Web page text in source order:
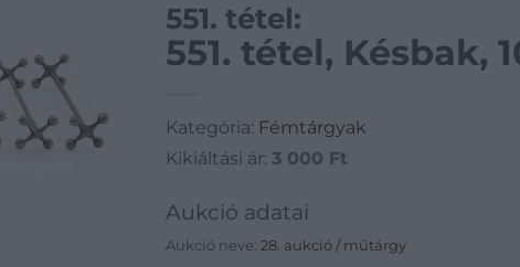
551. tétel:
551. tétel, Késbak,
Kategória: Fémtárgyak
Kikiáltási ár: 3 000 Ft
Aukció adatai
Aukció neve: 28. aukció / műtárgy